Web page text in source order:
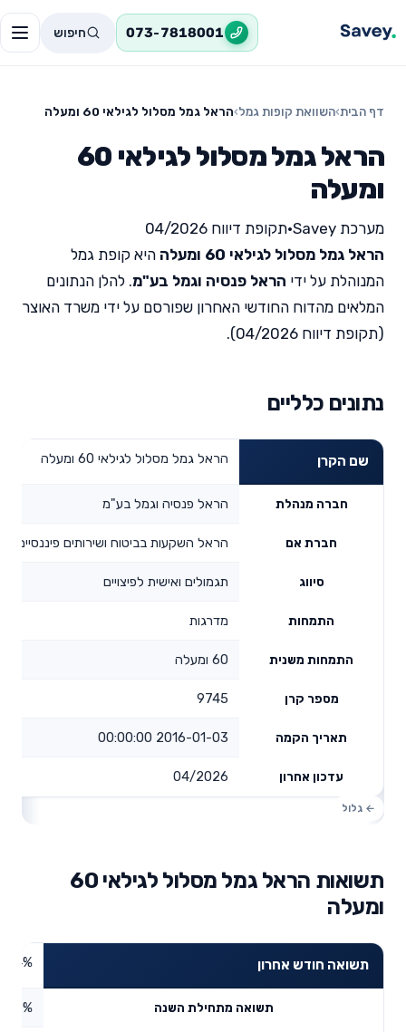
073-7818001 חיפוש
דף הבית›השוואת קופות גמל›הראל גמל מסלול לגילאי 60 ומעלה
הראל גמל מסלול לגילאי 60
ומעלה
מערכת Savey •תקופת דיווח 04/2026
הראל גמל מסלול לגילאי 60 ומעלה
היא קופת גמל
המנוהלת על ידי הראל פנסיה וגמל בע"מ. להלן הנתונים
המלאים מהדוח החודשי האחרון שפורסם על ידי משרד האוצר
(תקופת דיווח 04/2026).
נתונים כלליים
שם הקרן הראל גמל מסלול לגילאי 60 ומעלה
חברה מנהלת הראל פנסיה וגמל בע"מ
חברת אם הראל השקעות בביטוח ושירותים פיננסיים
סיווג תגמולים ואישית לפיצויים
התמחות מדרגות
התמחות משנית 60 ומעלה
מספר קרן 9745
תאריך הקמה 2016-01-03 00:00:00
עדכון אחרון 04/2026
תשואות הראל גמל מסלול לגילאי 60
ומעלה
תשואה חודש אחרון
תשואה מתחילת השנה